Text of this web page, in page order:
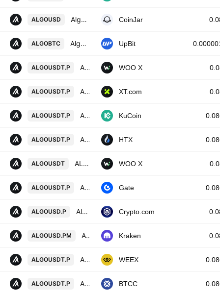
ALGOUSD Algorand / US Dollar CoinJar
ALGOBTC Algorand / BTC UpBit
ALGOUSDT.P ALGORAND / TETHER PERPETUAL FUTURES WOO X
ALGOUSDT.P ALGORAND/USDT PERPETUAL SWAP CONTRACT XT.com
ALGOUSDT.P Algorand/Tether Perpetual Contract KuCoin
ALGOUSDT.P ALGO Perpetual LinearSwap Contract HTX
ALGOUSDT ALGORAND / TETHER WOO X
ALGOUSDT.P ALGORAND / TETHERUS PERPETUAL CONTRACT Gate
ALGOUSD.P Algorand USD Perpetual Crypto.com
ALGOUSD.PM ALGOUSD Multi Collateral Perpetual Futures Contract Kraken
ALGOUSDT.P ALGORAND/TETHERUS PERPETUAL CONTRACT WEEX
ALGOUSDT.P Algorand vs Tether USD PERPETUAL CONTRACT BTCC